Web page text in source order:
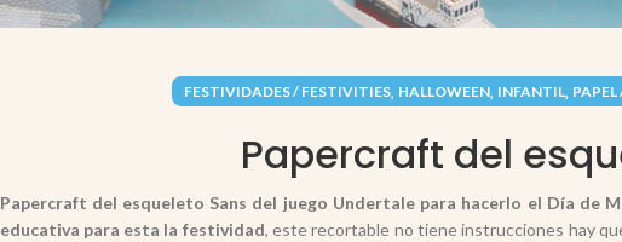
FESTIVIDADES / FESTIVITIES, HALLOWEEN, INFANTIL, PAPEL
Papercraft del
Papercraft del esqueleto Sans del juego Undertale para hacerlo el Día de
educativa para esta la festividad, este recortable no tiene instrucciones hay